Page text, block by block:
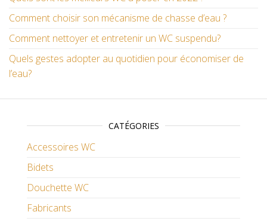
Comment choisir son mécanisme de chasse d’eau ?
Comment nettoyer et entretenir un WC suspendu?
Quels gestes adopter au quotidien pour économiser de
l’eau?
CATÉGORIES
Accessoires WC
Bidets
Douchette WC
Fabricants